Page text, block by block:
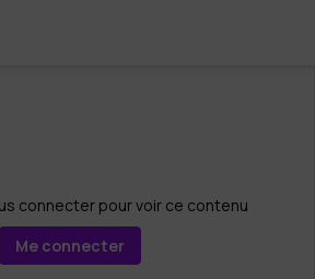
connecter pour voir ce contenu
Me connecter